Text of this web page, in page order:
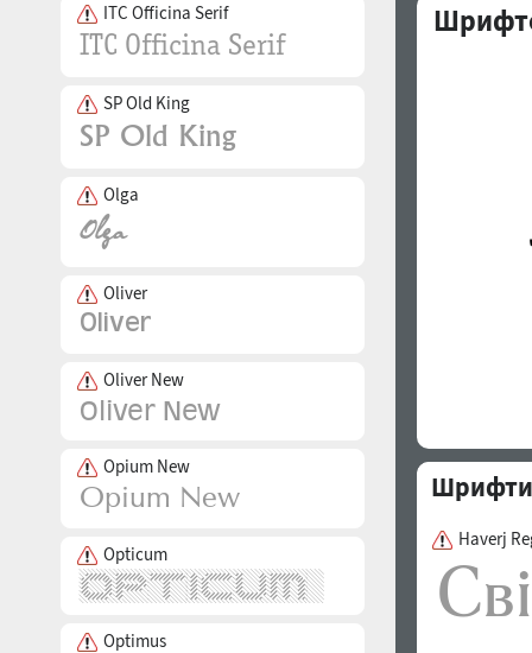
ITC Officina Serif
SP Old King
Olga
Oliver
Oliver New
Opium New
Opticum
Optimus
Шрифти
Haverj